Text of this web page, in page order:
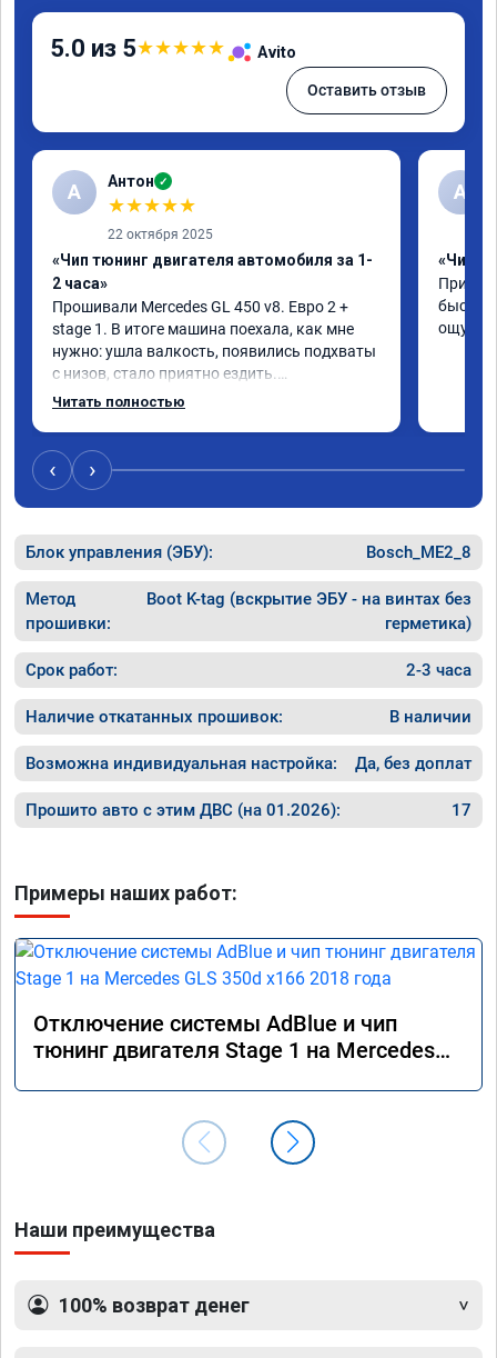
5.0 из 5★★★★★ Avito
Оставить отзыв
А Антон ✓
★★★★★
22 октября 2025
«Чип тюнинг двигателя автомобиля за 1-
2 часа»
Прошивали Mercedes GL 450 v8. Евро 2 +
stage 1. В итоге машина поехала, как мне
нужно: ушла валкость, появились подхваты
с низов, стало приятно ездить.
Одни из лучших трат, в авто! 🔥
Читать полностью
A
«Чип
‹ ›
Блок управления (ЭБУ): Bosch_ME2_8
Метод
прошивки:
Boot K-tag (вскрытие ЭБУ - на винтах без
герметика)
Срок работ: 2-3 часа
Наличие откатанных прошивок: В наличии
Возможна индивидуальная настройка: Да, без доплат
Прошито авто с этим ДВС (на 01.2026): 17
Примеры наших работ:
Отключение системы AdBlue и чип
тюнинг двигателя Stage 1 на Mercedes
Наши преимущества
100% возврат денег